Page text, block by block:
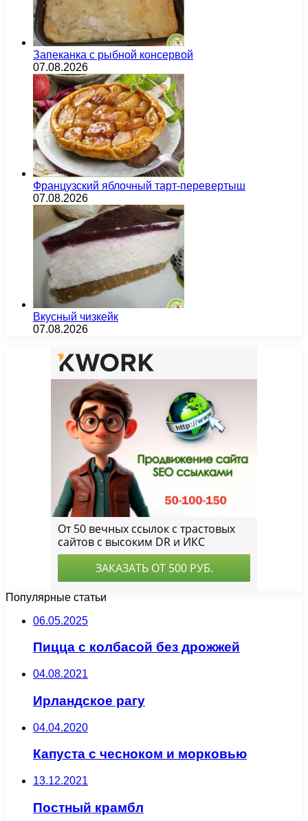
Запеканка с рыбной консервой
07.08.2026
Французский яблочный тарт-перевертыш
07.08.2026
Вкусный чизкейк
07.08.2026
Популярные статьи
06.05.2025
Пицца с колбасой без дрожжей
04.08.2021
Ирландское рагу
04.04.2020
Капуста с чесноком и морковью
13.12.2021
Постный крамбл